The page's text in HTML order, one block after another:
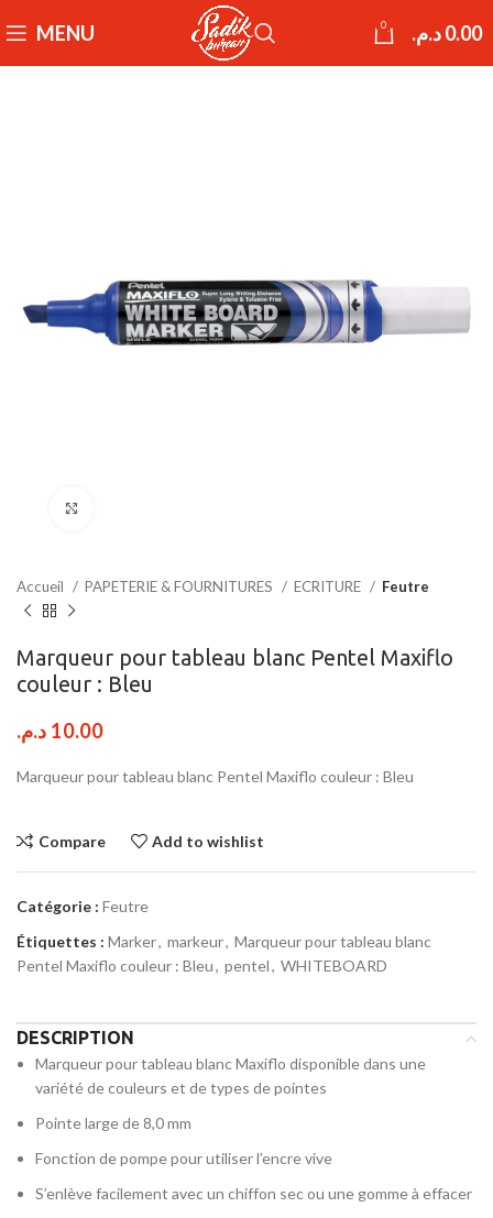
MENU 0 0.00د.م.
Accueil PAPETERIE & FOURNITURES ECRITURE Feutre
Marqueur pour tableau blanc Pentel Maxiflo
couleur : Bleu
10.00 د.م.
Marqueur pour tableau blanc Pentel Maxiflo couleur : Bleu
Compare Add to wishlist
Catégorie : Feutre
Étiquettes : Marker, markeur, Marqueur pour tableau blanc
Pentel Maxiflo couleur : Bleu, pentel, WHITEBOARD
DESCRIPTION
Marqueur pour tableau blanc Maxiflo disponible dans une
variété de couleurs et de types de pointes
Pointe large de 8,0 mm
Fonction de pompe pour utiliser l’encre vive
S’enlève facilement avec un chiffon sec ou une gomme à effacer